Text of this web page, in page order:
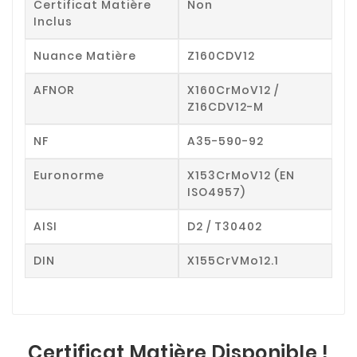
Certificat Matière
Inclus
Non
Nuance Matière Z160CDV12
AFNOR
X160CrMoV12 /
Z16CDV12-M
NF A35-590-92
Euronorme
X153CrMoV12 (EN
ISO4957)
AISI D2 / T30402
DIN X155CrVMo12.1